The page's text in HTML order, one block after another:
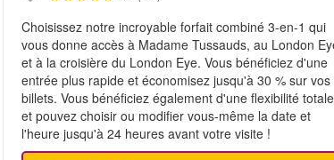
Choisissez notre incroyable forfait combiné 3-en-1 qui
vous donne accès à Madame Tussauds, au London
et à la croisière du London Eye. Vous bénéficiez d'une
entrée plus rapide et économisez jusqu'à 30 % sur vos
billets. Vous bénéficiez également d'une flexibilité totale
et pouvez choisir ou modifier vous-même la date et
l'heure jusqu'à 24 heures avant votre visite !